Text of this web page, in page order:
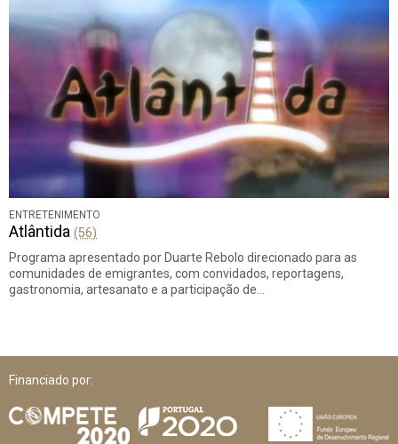
ENTRETENIMENTO
Atlântida (56)
Programa apresentado por Duarte Rebolo direcionado para as
comunidades de emigrantes, com convidados, reportagens,
gastronomia, artesanato e a participação de…
Financiado por: